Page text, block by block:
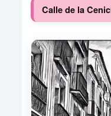
Calle de la